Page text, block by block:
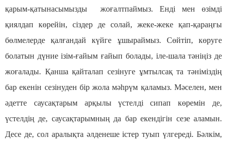
қарым-қатынасымызды жоғалтпаймыз. Енді мен өзімді
қиялдап көрейін, сіздер де солай, жеке-жеке қап-қараңғы
бөлмелерде қалғандай күйге ұшыраймыз. Сөйтіп, көруге
болатын дүние ізім-ғайым ғайып болады, іле-шала тәніңіз де
жоғалады. Қанша қайталап сезінуге ұмтылсақ та тәніміздің
бар екенін сезінуден бір жола мәһрүм қаламыз. Мәселен, мен
әдетте саусақтарым арқылы үстелді сипап көремін де,
үстелдің де, саусақтарымның да бар екендігін сезе аламын.
Десе де, сол аралықта әлденеше істер туып үлгереді. Бәлкім,